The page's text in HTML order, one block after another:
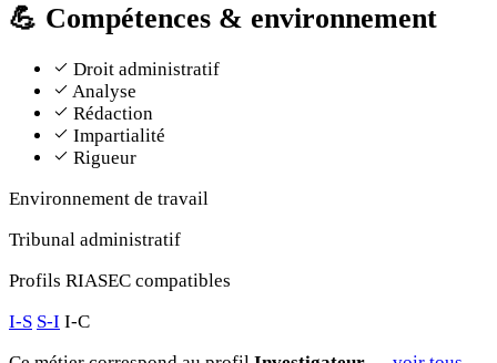
💪 Compétences & environnement
Droit administratif
Analyse
Rédaction
Impartialité
Rigueur
Environnement de travail
Tribunal administratif
Profils RIASEC compatibles
I-S S-I I-C